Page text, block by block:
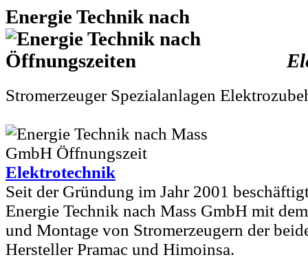
Energie Technik nach
Stromerzeuger Spezialanlagen
Elektrotechnik
Seit der Gründung im Jahr 2001
Energie Technik nach Mass GmbH mit
und Montage von Stromerzeugern der
Hersteller Pramac und Himoinsa.